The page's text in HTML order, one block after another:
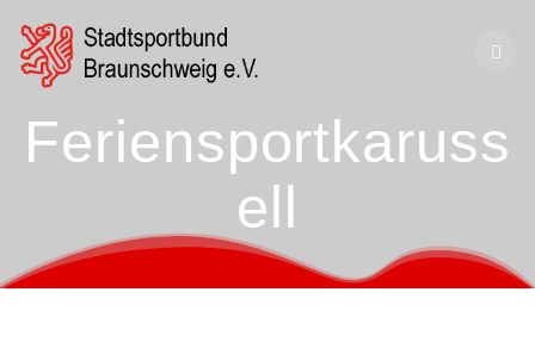
Feriensportkaruss
ell